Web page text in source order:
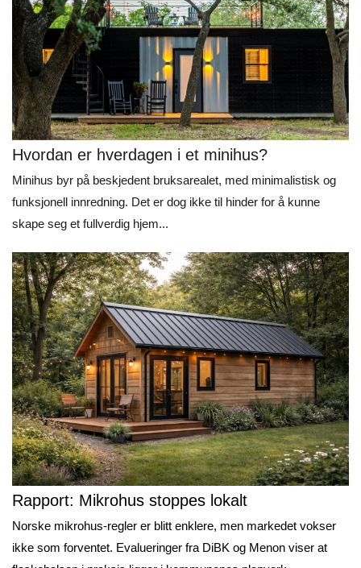
Hvordan er hverdagen i et minihus?
Minihus byr på beskjedent bruksarealet, med minimalistisk og
funksjonell innredning. Det er dog ikke til hinder for å kunne
skape seg et fullverdig hjem...
Rapport: Mikrohus stoppes lokalt
Norske mikrohus-regler er blitt enklere, men markedet vokser
ikke som forventet. Evalueringer fra DiBK og Menon viser at